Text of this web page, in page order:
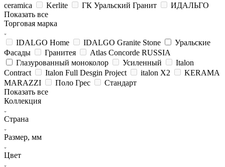
ceramica
Kerlite ГК Уральский Гранит
ИДАЛЬГО
Показать все
Торговая марка
IDALGO Home IDALGO Granite Stone
Уральские
Фасады
Гранитея
Atlas Concorde RUSSIA
Глазурованный моноколор
Усиленный
Italon
Contract
Italon Full Desgin Project italon X2
KERAMA
MARAZZI
Поло Грес
Стандарт
Показать все
Коллекция
Страна
Размер, мм
Цвет